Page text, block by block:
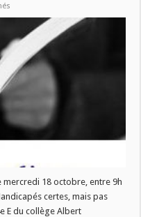
numéro
La
Vie
Livres
ce
mercredi
mercredi 18 octobre, entre 9h
certes, mais pas
E du collège Albert